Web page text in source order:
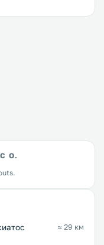
О.
≈ 29 км